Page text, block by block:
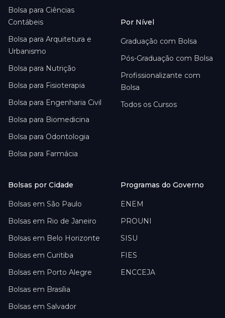
Bolsa para Ciências
Contábeis
Bolsa para Arquitetura e
Urbanismo
Bolsa para Nutrição
Bolsa para Fisioterapia
Bolsa para Engenharia Civil
Bolsa para Biomedicina
Bolsa para Odontologia
Bolsa para Farmácia
Por Nível
Graduação com Bolsa
Pós-Graduação com Bolsa
Profissionalizante com
Bolsa
Todos os Cursos
Bolsas por Cidade
Bolsas em São Paulo
Bolsas em Rio de Janeiro
Bolsas em Belo Horizonte
Bolsas em Curitiba
Bolsas em Porto Alegre
Bolsas em Brasília
Bolsas em Salvador
Programas do Governo
ENEM
PROUNI
SISU
FIES
ENCCEJA